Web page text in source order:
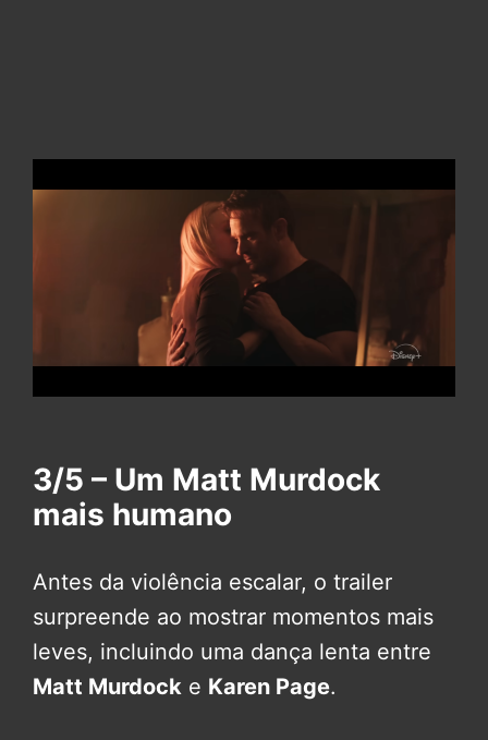
3/5 – Um Matt Murdock
mais humano
Antes da violência escalar, o trailer
surpreende ao mostrar momentos mais
leves, incluindo uma dança lenta entre
Matt Murdock e Karen Page.